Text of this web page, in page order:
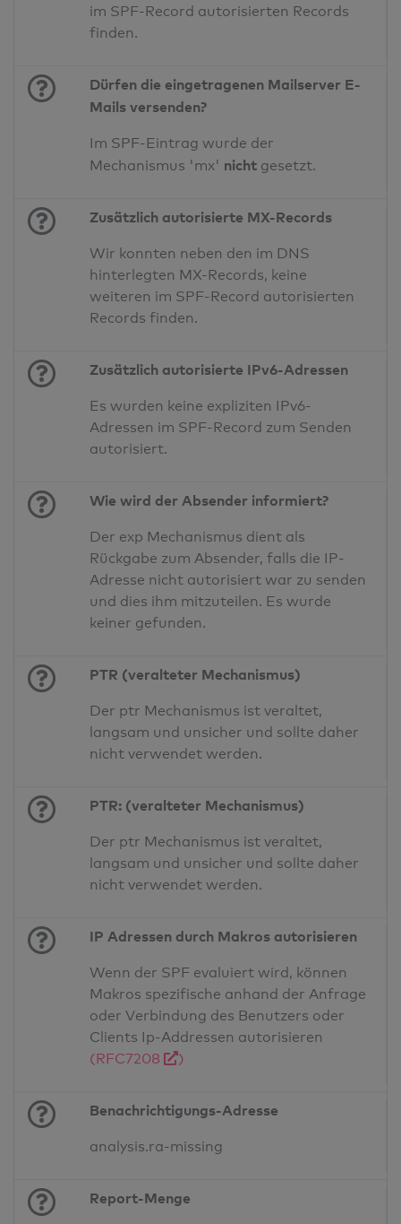
im SPF-Record autorisierten Records
finden.
Dürfen die eingetragenen Mailserver E-
Mails versenden?
Im SPF-Eintrag wurde der
Mechanismus 'mx' nicht gesetzt.
Zusätzlich autorisierte MX-Records
Wir konnten neben den im DNS
hinterlegten MX-Records, keine
weiteren im SPF-Record autorisierten
Records finden.
Zusätzlich autorisierte IPv6-Adressen
Es wurden keine expliziten IPv6-
Adressen im SPF-Record zum Senden
autorisiert.
Wie wird der Absender informiert?
Der exp Mechanismus dient als
Rückgabe zum Absender, falls die IP-
Adresse nicht autorisiert war zu senden
und dies ihm mitzuteilen. Es wurde
keiner gefunden.
PTR (veralteter Mechanismus)
Der ptr Mechanismus ist veraltet,
langsam und unsicher und sollte daher
nicht verwendet werden.
PTR: (veralteter Mechanismus)
Der ptr Mechanismus ist veraltet,
langsam und unsicher und sollte daher
nicht verwendet werden.
IP Adressen durch Makros autorisieren
Wenn der SPF evaluiert wird, können
Makros spezifische anhand der Anfrage
oder Verbindung des Benutzers oder
Clients Ip-Addressen autorisieren
(RFC7208
)
Benachrichtigungs-Adresse
analysis.ra-missing
Report-Menge